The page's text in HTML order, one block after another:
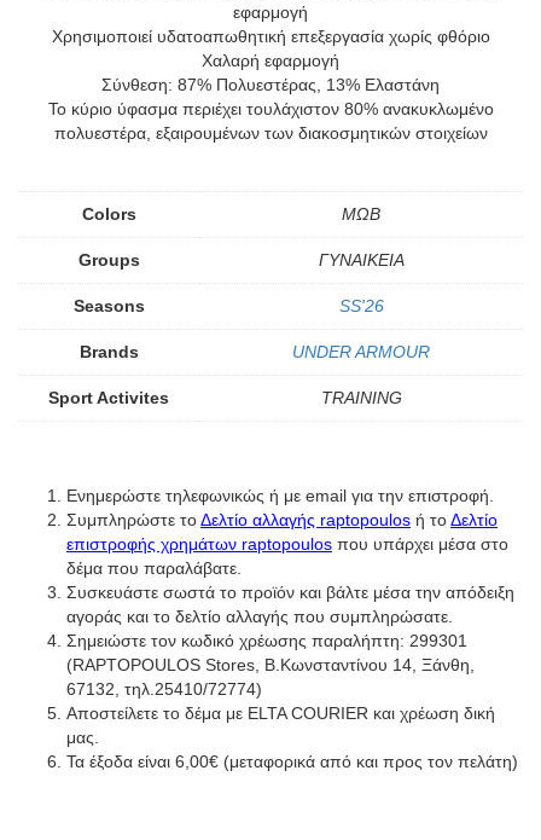
εφαρμογή
Χρησιμοποιεί υδατοαπωθητική επεξεργασία χωρίς φθόριο
Χαλαρή εφαρμογή
Σύνθεση: 87% Πολυεστέρας, 13% Ελαστάνη
Το κύριο ύφασμα περιέχει τουλάχιστον 80% ανακυκλωμένο
πολυεστέρα, εξαιρουμένων των διακοσμητικών στοιχείων
Colors ΜΩΒ
Groups ΓΥΝΑΙΚΕΙΑ
Seasons SS'26
Brands UNDER ARMOUR
Sport Activites TRAINING
Ενημερώστε τηλεφωνικώς ή με email για την επιστροφή.
Συμπληρώστε τοΔελτίο αλλαγής raptopoulos ή τοΔελτίο
επιστροφής χρημάτων raptopoulos που υπάρχει μέσα στο
δέμα που παραλάβατε.
Συσκευάστε σωστά το προϊόν και βάλτε μέσα την απόδειξη
αγοράς και το δελτίο αλλαγής που συμπληρώσατε.
Σημειώστε τον κωδικό χρέωσης παραλήπτη: 299301
(RAPTOPOULOS Stores, Β.Κωνσταντίνου 14, Ξάνθη,
67132, τηλ.25410/72774)
Αποστείλετε το δέμα με ELTA COURIER και χρέωση δική
μας.
Τα έξοδα είναι 6,00€ (μεταφορικά από και προς τον πελάτη)